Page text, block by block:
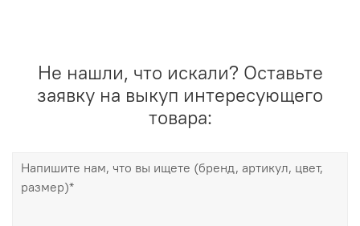
Не нашли, что искали? Оставьте
заявку на выкуп интересующего
товара: